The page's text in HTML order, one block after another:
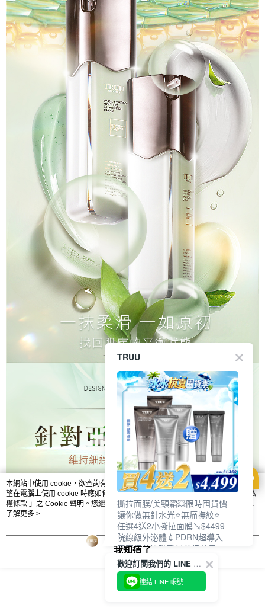
本網站中使用 cookie，欲查詢有關本網站使用 cookie 方式之詳情，及若您不希
望在電腦上使用 cookie 時應如何變更電腦的 cookie 設定，請參閱本網站「
隱私
權條款 」之 Cookie 聲明。您繼續使用本網站即表示您同意本公司得按本網站使
用條款之 Cookie 聲明使用 cookie。
了解更多 >
我知道了
TRUU
撕拉面膜/美頸霜💥限時囤貨價
讓你做無針水光⭐無痛撫紋⭐
任選4送2小撕拉面膜↘$4499
院線級外泌體💉PDRN超導入
居家保養進階到醫美級效果❗
歡迎訂閱我們的 LINE 官方帳號
連結 LINE 帳號